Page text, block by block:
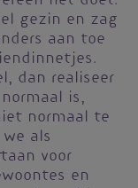
gezin en zag
aan toe
dan realiseer
is,
normaal te
als
voor
en